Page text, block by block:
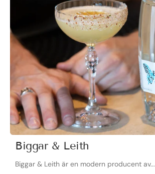
Biggar & Leith
Biggar & Leith är en modern producent av...